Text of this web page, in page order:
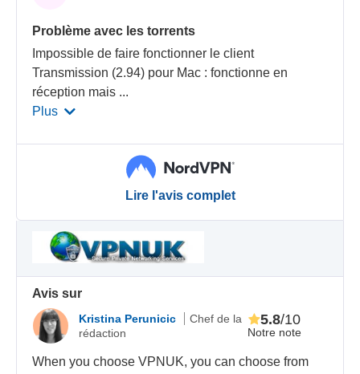
Problème avec les torrents
Impossible de faire fonctionner le client
Transmission (2.94) pour Mac : fonctionne en
réception mais ...
Plus
Lire l'avis complet
Avis sur
Kristina Perunicic
Chef de la
rédaction
Notre note
5.8/10
When you choose VPNUK, you can choose from